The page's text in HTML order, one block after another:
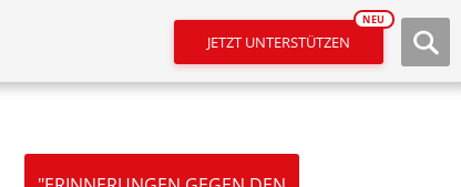
JETZT UNTERSTÜTZEN
NEU